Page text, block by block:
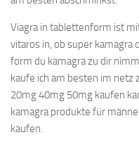
Viagra in tablettenform ist
vitaros in, ob super kamagra
form du kamagra zu dir
kaufe ich am besten im netz
20mg 40mg 50mg kaufen
kamagra produkte für
kaufen.